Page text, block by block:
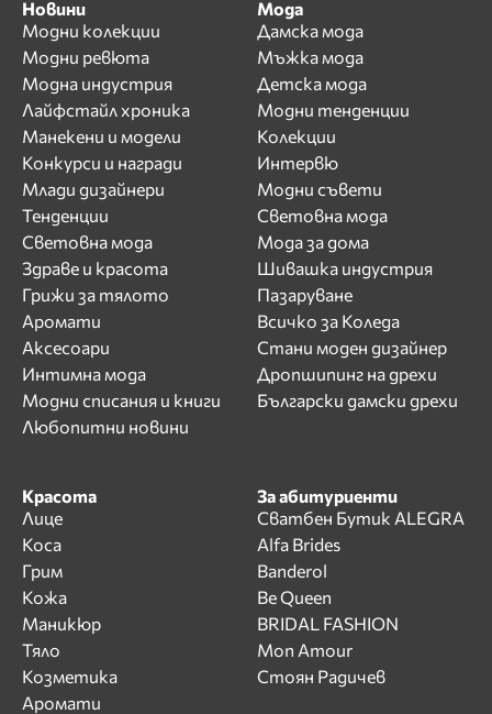
Новини
Модни колекции
Модни ревюта
Модна индустрия
Лайфстайл хроника
Манекени и модели
Конкурси и награди
Млади дизайнери
Тенденции
Световна мода
Здраве и красота
Грижи за тялото
Аромати
Аксесоари
Интимна мода
Модни списания и книги
Любопитни новини
Мода
Дамска мода
Мъжка мода
Детска мода
Модни тенденции
Колекции
Интервю
Модни съвети
Световна мода
Мода за дома
Шивашка индустрия
Пазаруване
Всичко за Коледа
Стани моден дизайнер
Дропшипинг на дрехи
Български дамски дрехи
Красота
Лице
Коса
Грим
Кожа
Маникюр
Тяло
Козметика
Аромати
За абитуриенти
Сватбен Бутик ALEGRA
Alfa Brides
Banderol
Be Queen
BRIDAL FASHION
Mon Amour
Стоян Радичев